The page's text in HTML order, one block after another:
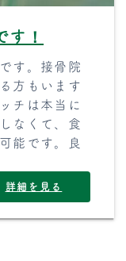
す！
す。接骨院
方もいます
チは本当に
なくて、食
能です。良
詳細を見る